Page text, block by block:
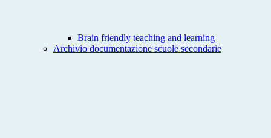
Brain friendly teaching and learning
Archivio documentazione scuole secondarie